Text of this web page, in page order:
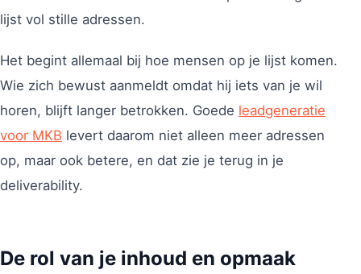
lijst vol stille adressen.
Het begint allemaal bij hoe mensen op je lijst komen.
Wie zich bewust aanmeldt omdat hij iets van je wil
horen, blijft langer betrokken. Goede leadgeneratie
voor MKB levert daarom niet alleen meer adressen
op, maar ook betere, en dat zie je terug in je
deliverability.
De rol van je inhoud en opmaak